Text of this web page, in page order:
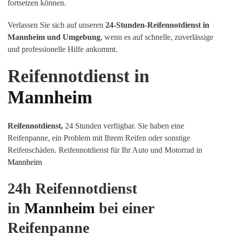
fortsetzen können.
Verlassen Sie sich auf unseren 24-Stunden-Reifennotdienst in
Mannheim und Umgebung, wenn es auf schnelle, zuverlässige
und professionelle Hilfe ankommt.
Reifennotdienst in
Mannheim
Reifennotdienst, 24 Stunden verfügbar. Sie haben eine
Reifenpanne, ein Problem mit Ihrem Reifen oder sonstige
Reifenschäden. Reifennotdienst für Ihr Auto und Motorrad in
Mannheim
24h Reifennotdienst
in Mannheim bei einer
Reifenpanne